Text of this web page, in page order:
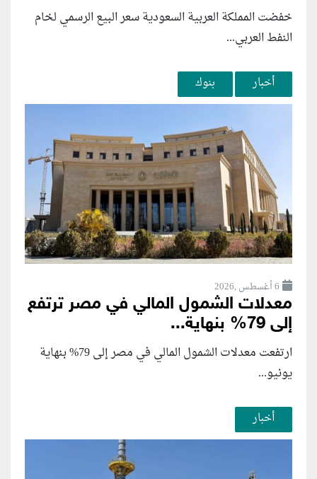
خفضت المملكة العربية السعودية سعر البيع الرسمي لخام
النفط العربي...
أخبار بنوك
6 أغسطس ,2026
معدلات الشمول المالي في مصر ترتفع
إلى 79% بنهاية...
ارتفعت معدلات الشمول المالي في مصر إلى 79% بنهاية
يونيو...
أخبار